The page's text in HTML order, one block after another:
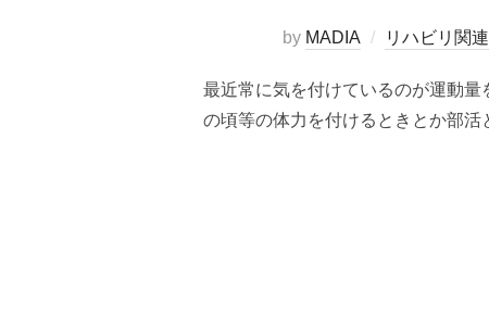
by MADIA リハビリ関
最近常に気を付けているのが運動
の頃等の体力を付けるときとか部